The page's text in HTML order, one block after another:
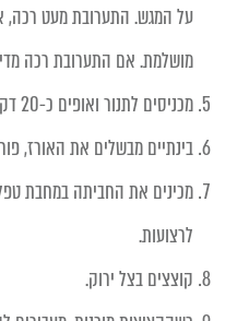
על המגש. התערובת מעט רכה,
מושלמת. אם התערובת רכה
מכניסים לתנור ואופים כ-20 דקות עד שמזהיב.
בינתיים מבשלים את האורז, פורסים 2-3 אצות נורי
מכינים את החביתה במחבת
לרצועות.
קוצצים בצל ירוק.